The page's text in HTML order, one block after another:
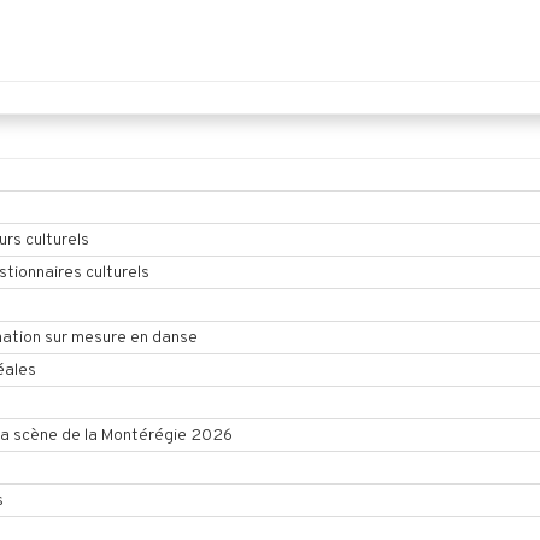
culturels
culturels
sur mesure en danse
scène de la Montérégie 2026